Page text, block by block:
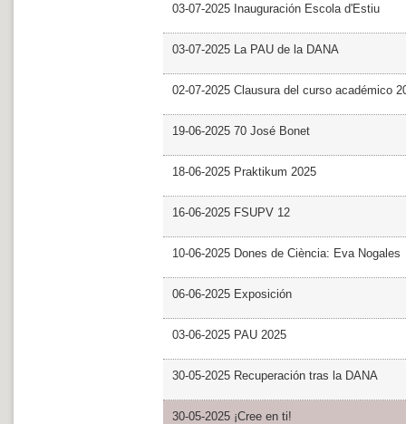
03-07-2025 Inauguración Escola d'Estiu
03-07-2025 La PAU de la DANA
02-07-2025 Clausura del curso académico
19-06-2025 70 José Bonet
18-06-2025 Praktikum 2025
16-06-2025 FSUPV 12
10-06-2025 Dones de Ciència: Eva Nogales
06-06-2025 Exposición
03-06-2025 PAU 2025
30-05-2025 Recuperación tras la DANA
30-05-2025 ¡Cree en ti!